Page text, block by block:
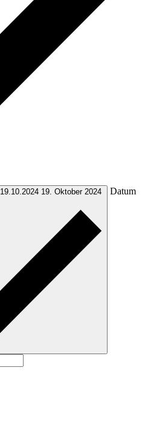
19.10.2024 19. Oktober 2024 Datum